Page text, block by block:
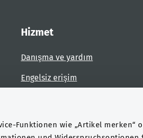
Funktionen wie „Artikel
Hizmet
Danışma ve yardım
Engelsiz erişim